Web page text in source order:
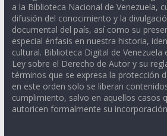
a la Biblioteca Nacional de Venezuela,
difusión del conocimiento y la
documental del país, así como su
especial énfasis en nuestra historia,
cultural. Biblioteca Digital de Venezuela
Ley sobre el Derecho de Autor y su
términos que se expresa la protección
en este orden solo se liberan
cumplimiento, salvo en aquellos casos
autoricen formalmente su